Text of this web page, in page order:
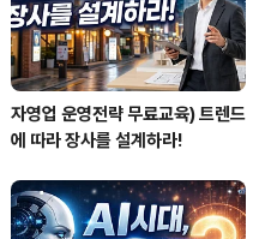
자영업 운영전략 무료교육) 트렌드
에 따라 장사를 설계하라!